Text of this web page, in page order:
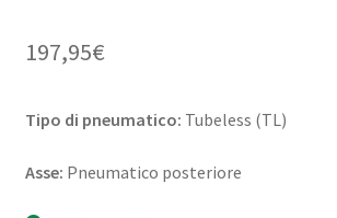
197,95€
Tipo di pneumatico: Tubeless (TL)
Asse: Pneumatico posteriore